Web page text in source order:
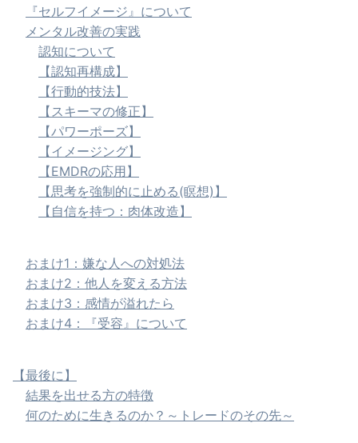
『セルフイメージ』について
メンタル改善の実践
認知について
【認知再構成】
【行動的技法】
【スキーマの修正】
【パワーポーズ】
【イメージング】
【EMDRの応用】
【思考を強制的に止める(瞑想)】
【自信を持つ：肉体改造】
おまけ1：嫌な人への対処法
おまけ2：他人を変える方法
おまけ3：感情が溢れたら
おまけ4：『受容』について
【最後に】
結果を出せる方の特徴
何のために生きるのか？～トレードのその先～